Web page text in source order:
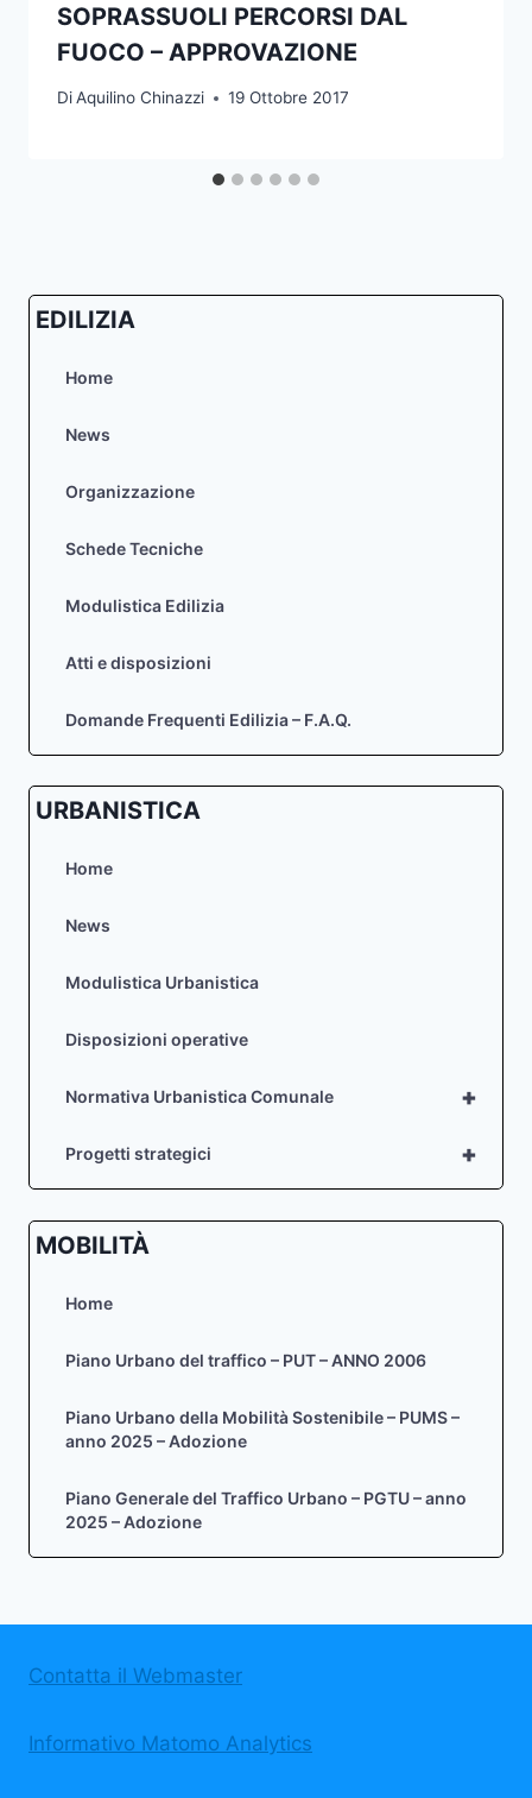
SOPRASSUOLI PERCORSI DAL
FUOCO – APPROVAZIONE
DiAquilino Chinazzi 19 Ottobre 2017
EDILIZIA
Home
News
Organizzazione
Schede Tecniche
Modulistica Edilizia
Atti e disposizioni
Domande Frequenti Edilizia – F.A.Q.
URBANISTICA
Home
News
Modulistica Urbanistica
Disposizioni operative
+
Normativa Urbanistica Comunale
+
Progetti strategici
MOBILITÀ
Home
Piano Urbano del traffico – PUT – ANNO 2006
Piano Urbano della Mobilità Sostenibile – PUMS –
anno 2025 – Adozione
Piano Generale del Traffico Urbano – PGTU – anno
2025 – Adozione
Contatta il Webmaster
Informativo Matomo Analytics